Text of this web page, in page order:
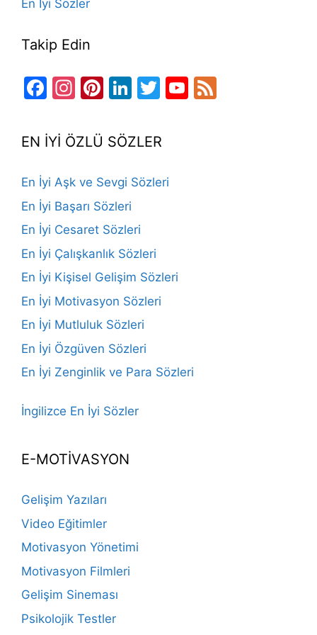
En İyi Sözler
Takip Edin
Facebook
Instagram
Pinterest
LinkedIn
TwitterYouTube
EN İYİ ÖZLÜ SÖZLER
En İyi Aşk ve Sevgi Sözleri
En İyi Başarı Sözleri
En İyi Cesaret Sözleri
En İyi Çalışkanlık Sözleri
En İyi Kişisel Gelişim Sözleri
En İyi Motivasyon Sözleri
En İyi Mutluluk Sözleri
En İyi Özgüven Sözleri
En İyi Zenginlik ve Para Sözleri
İngilizce En İyi Sözler
E-MOTİVASYON
Gelişim Yazıları
Video Eğitimler
Motivasyon Yönetimi
Motivasyon Filmleri
Gelişim Sineması
Psikolojik Testler